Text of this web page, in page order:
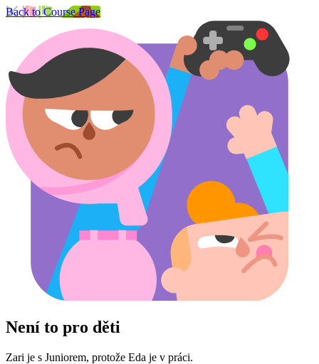
Back to Course Page
Není to pro děti
Zari je s Juniorem, protože Eda je v práci.